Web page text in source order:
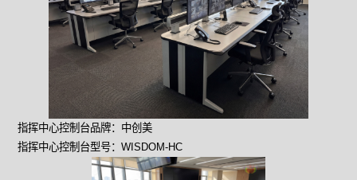
指挥中心控制台品牌：中创美
指挥中心控制台型号：WISDOM-HC